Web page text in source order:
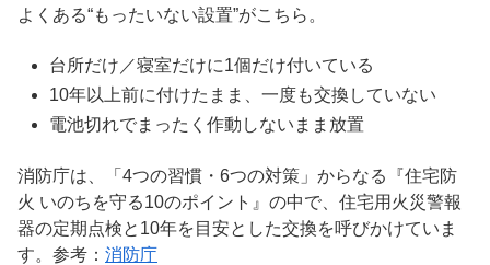
よくある“もったいない設置”がこちら。
台所だけ／寝室だけに1個だけ付いている
10年以上前に付けたまま、一度も交換していない
電池切れでまったく作動しないまま放置
消防庁は、「4つの習慣・6つの対策」からなる『住宅防
火 いのちを守る10のポイント』の中で、住宅用火災警報
器の定期点検と10年を目安とした交換を呼びかけていま
す。参考： 消防庁